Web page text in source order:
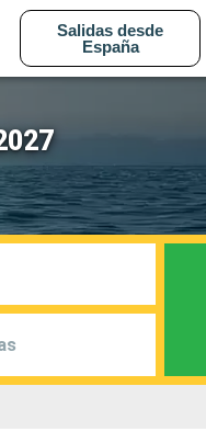
Salidas desde
España